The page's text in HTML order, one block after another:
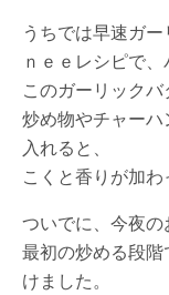
うちでは早速ガ
ｎｅｅレシピで
このガーリックバ
炒め物やチャー
入れると、
こくと香りが加
ついでに、今夜の
最初の炒める段
けました。